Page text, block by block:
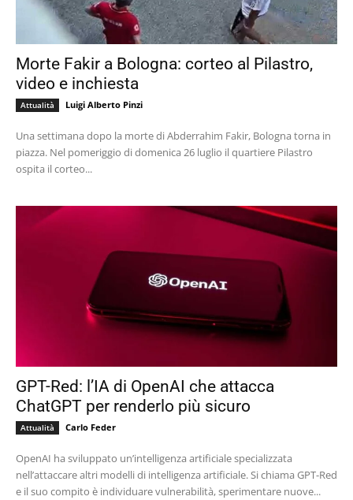
Morte Fakir a Bologna: corteo al Pilastro,
video e inchiesta
Attualità Luigi Alberto Pinzi
Una settimana dopo la morte di Abderrahim Fakir, Bologna torna in
piazza. Nel pomeriggio di domenica 26 luglio il quartiere Pilastro
ospita il corteo...
GPT-Red: l’IA di OpenAI che attacca
ChatGPT per renderlo più sicuro
Attualità Carlo Feder
OpenAI ha sviluppato un’intelligenza artificiale specializzata
nell’attaccare altri modelli di intelligenza artificiale. Si chiama GPT-Red
e il suo compito è individuare vulnerabilità, sperimentare nuove...